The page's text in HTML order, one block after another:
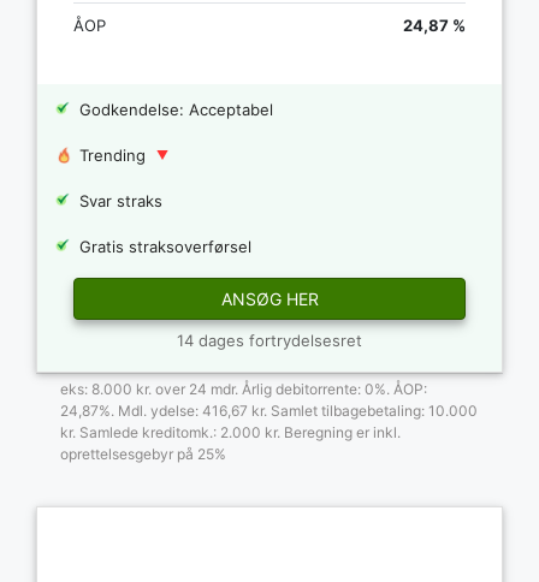
ÅOP 24,87 %
Godkendelse: Acceptabel
Trending
Svar straks
Gratis straksoverførsel
ANSØG HER
14 dages fortrydelsesret
eks: 8.000 kr. over 24 mdr. Årlig debitorrente: 0%. ÅOP:
24,87%. Mdl. ydelse: 416,67 kr. Samlet tilbagebetaling: 10.000
kr. Samlede kreditomk.: 2.000 kr. Beregning er inkl.
oprettelsesgebyr på 25%